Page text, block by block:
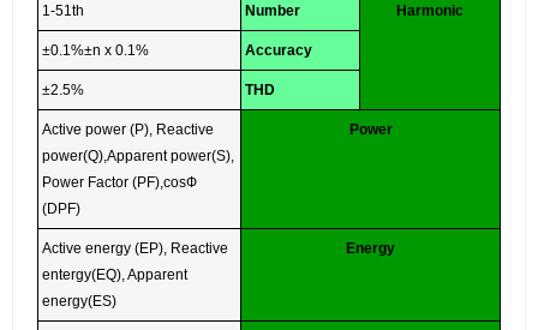
Harmonic
Number
1-51th
Accuracy
±0.1%±n x 0.1%
THD
±2.5%
Power
Active power (P), Reactive
power(Q),Apparent power(S),
Power Factor (PF),cosФ
(DPF)
Energy
Active energy (EP), Reactive
entergy(EQ), Apparent
energy(ES)